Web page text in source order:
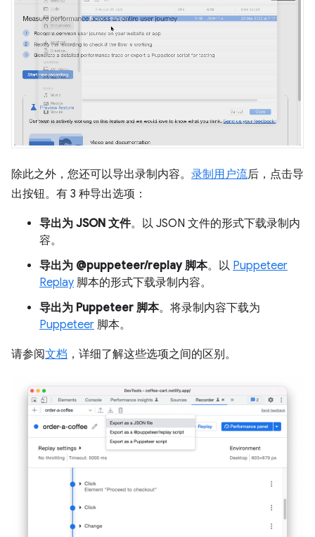
除此之外，您还可以导出录制内容。 录制用户流后，点击导
出按钮。有 3 种导出选项：
导出为 JSON 文件。以 JSON 文件的形式下载录制内
容。
导出为 @puppeteer/replay 脚本。以 Puppeteer
Replay 脚本的形式下载录制内容。
导出为 Puppeteer 脚本。将录制内容下载为
Puppeteer 脚本。
请参阅文档 ，详细了解这些选项之间的区别。